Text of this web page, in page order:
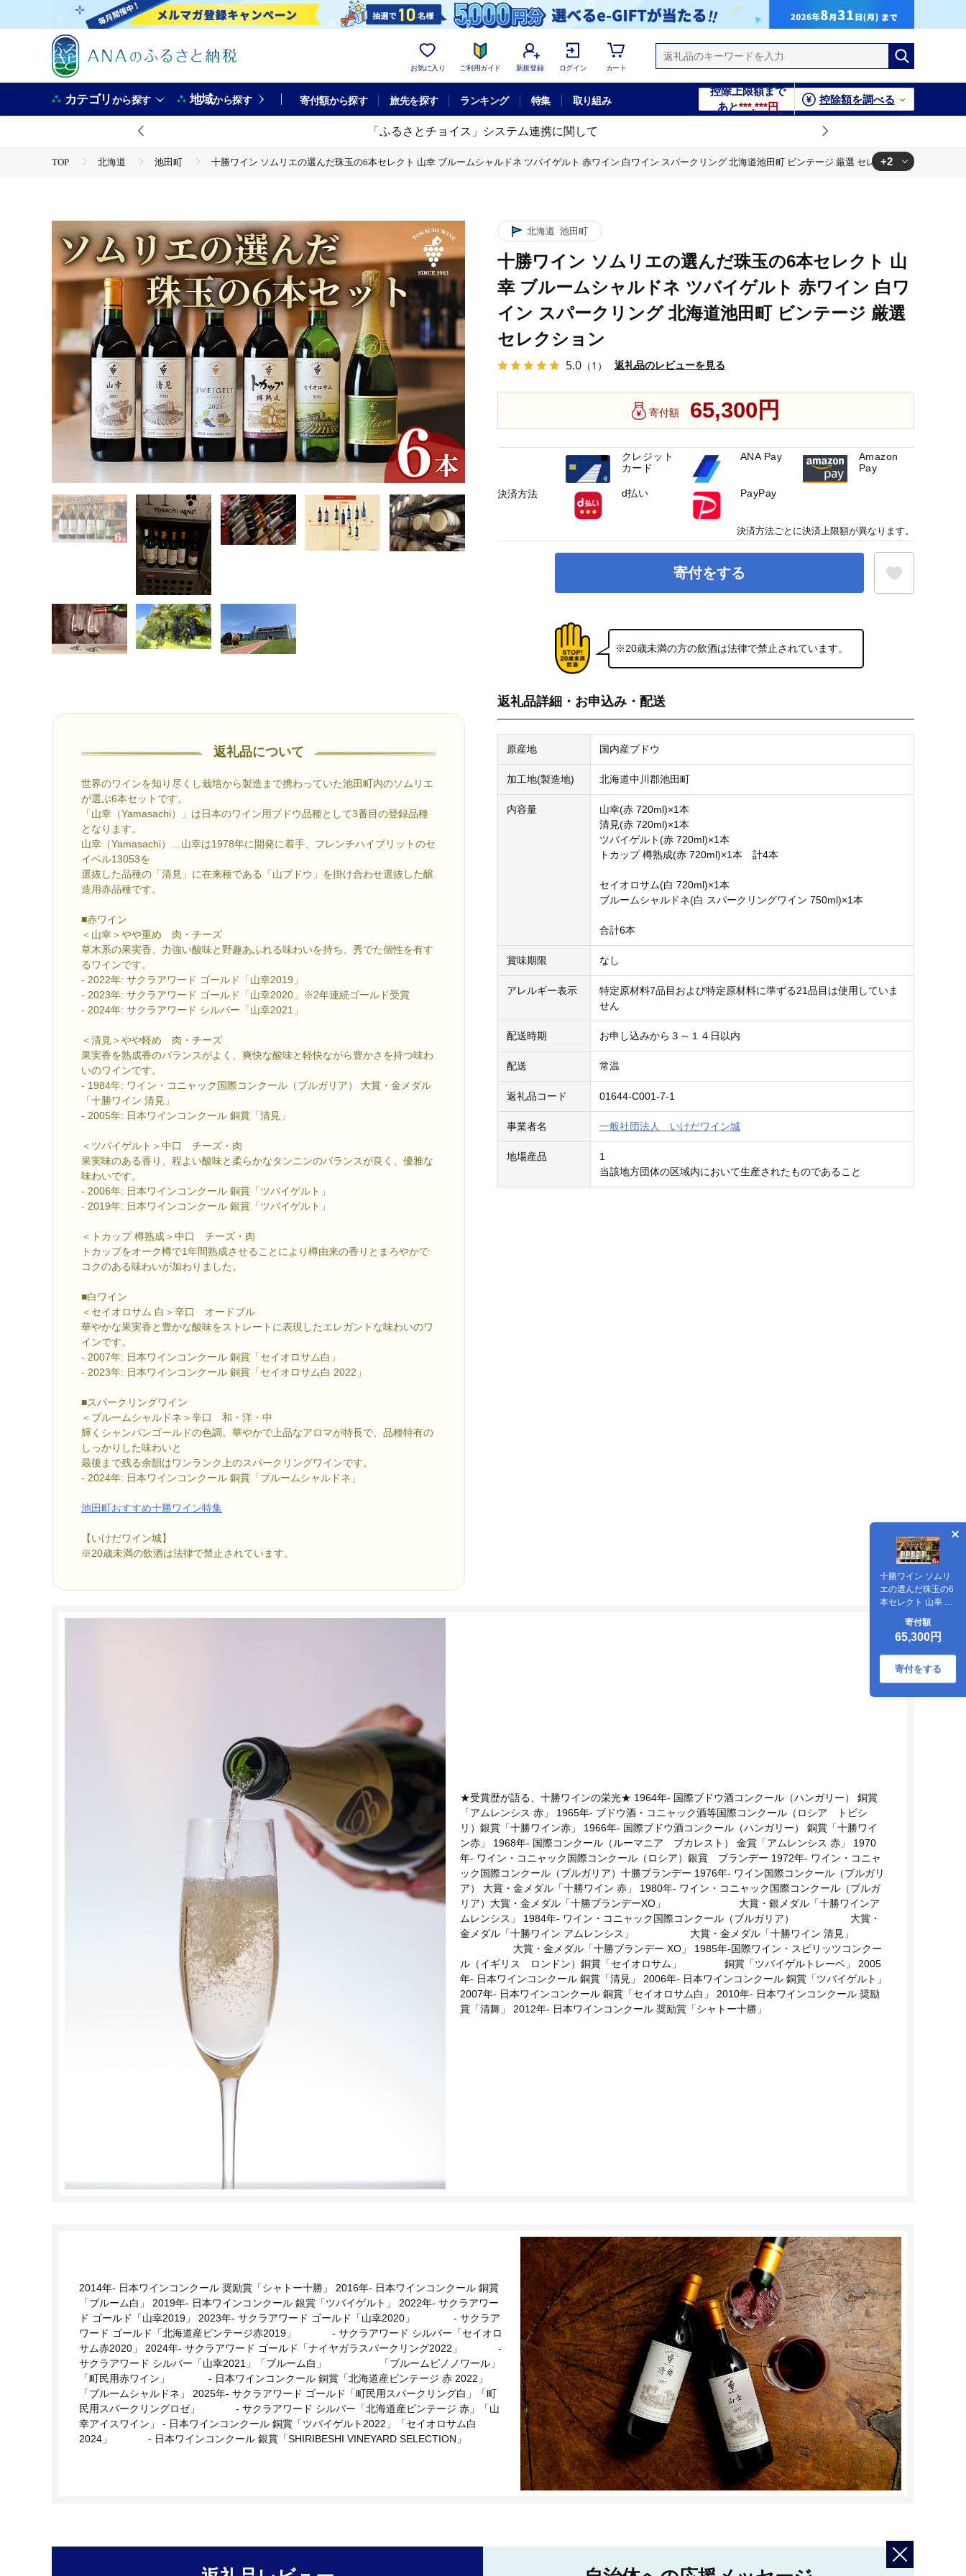
お気に入り ご利用ガイド 新規登録 ログイン カート
カテゴリから探す 地域から探す 寄付額から探す 旅先を探す ランキング 特集 取り組み
控除上限額まで
あと***,***円
控除額を調べる
「ふるさとチョイス」システム連携に関して
TOP 北海道 池田町
十勝ワイン ソムリエの選んだ珠玉の6本セレクト 山幸 ブルームシャルドネ ツバイゲルト 赤ワイン 白ワイン スパークリング 北海道池田町 ビンテージ 厳選 セレクション
+2
返礼品について
世界のワインを知り尽くし栽培から製造まで携わっていた池田町内のソムリエ
が選ぶ6本セットです。
「山幸（Yamasachi）」は日本のワイン用ブドウ品種として3番目の登録品種
となります。
山幸（Yamasachi）…山幸は1978年に開発に着手、フレンチハイブリットのセ
イベル13053を
選抜した品種の「清見」に在来種である「山ブドウ」を掛け合わせ選抜した醸
造用赤品種です。
■赤ワイン
＜山幸＞やや重め 肉・チーズ
草木系の果実香、力強い酸味と野趣あふれる味わいを持ち、秀でた個性を有す
るワインです。
- 2022年: サクラアワード ゴールド「山幸2019」
- 2023年: サクラアワード ゴールド「山幸2020」※2年連続ゴールド受賞
- 2024年: サクラアワード シルバー「山幸2021」
＜清見＞やや軽め 肉・チーズ
果実香を熟成香のバランスがよく、爽快な酸味と軽快ながら豊かさを持つ味わ
いのワインです。
- 1984年: ワイン・コニャック国際コンクール（ブルガリア） 大賞・金メダル
「十勝ワイン 清見」
- 2005年: 日本ワインコンクール 銅賞「清見」
＜ツバイゲルト＞中口 チーズ・肉
果実味のある香り、程よい酸味と柔らかなタンニンのバランスが良く、優雅な
味わいです。
- 2006年: 日本ワインコンクール 銅賞「ツバイゲルト」
- 2019年: 日本ワインコンクール 銀賞「ツバイゲルト」
＜トカップ 樽熟成＞中口 チーズ・肉
トカップをオーク樽で1年間熟成させることにより樽由来の香りとまろやかで
コクのある味わいが加わりました。
■白ワイン
＜セイオロサム 白＞辛口 オードブル
華やかな果実香と豊かな酸味をストレートに表現したエレガントな味わいのワ
インです。
- 2007年: 日本ワインコンクール 銅賞「セイオロサム白」
- 2023年: 日本ワインコンクール 銅賞「セイオロサム白 2022」
■スパークリングワイン
＜ブルームシャルドネ＞辛口 和・洋・中
輝くシャンパンゴールドの色調。華やかで上品なアロマが特長で、品種特有の
しっかりした味わいと
最後まで残る余韻はワンランク上のスパークリングワインです。
- 2024年: 日本ワインコンクール 銅賞「ブルームシャルドネ」
池田町おすすめ十勝ワイン特集
【いけだワイン城】
※20歳未満の飲酒は法律で禁止されています。
北海道 池田町
十勝ワイン ソムリエの選んだ珠玉の6本セレクト 山
幸 ブルームシャルドネ ツバイゲルト 赤ワイン 白ワ
イン スパークリング 北海道池田町 ビンテージ 厳選
セレクション
5.0 （1） 返礼品のレビューを見る
寄付額 65,300円
寄付をする
十勝ワイン ソムリ
エの選んだ珠玉の6
本セレクト 山幸 ブ
ルームシャルドネ
ツバイゲルト 赤ワ
イン 白ワイン スパ
ークリング 北海道
池田町 ビンテージ
厳選 セレクション
寄付額
65,300円
寄付をする
※20歳未満の方の飲酒は法律で禁止されています。
返礼品詳細・お申込み・配送
原産地 国内産ブドウ
加工地(製造地) 北海道中川郡池田町
内容量
山幸(赤 720ml)×1本
清見(赤 720ml)×1本
ツバイゲルト(赤 720ml)×1本
トカップ 樽熟成(赤 720ml)×1本 計4本
セイオロサム(白 720ml)×1本
ブルームシャルドネ(白 スパークリングワイン 750ml)×1本
合計6本
賞味期限 なし
アレルギー表示
特定原材料7品目および特定原材料に準ずる21品目は使用していま
せん
配送時期 お申し込みから３～１４日以内
配送 常温
返礼品コード 01644-C001-7-1
事業者名 一般社団法人 いけだワイン城
地場産品
1
当該地方団体の区域内において生産されたものであること
決済方法
クレジット
カード
ANA Pay
Amazon
Pay
d払い PayPay
決済方法ごとに決済上限額が異なります。
★受賞歴が語る、十勝ワインの栄光★ 1964年- 国際ブドウ酒コンクール（ハンガリー） 銅賞
「アムレンシス 赤」 1965年- ブドウ酒・コニャック酒等国際コンクール（ロシア トビシ
リ）銀賞「十勝ワイン赤」 1966年- 国際ブドウ酒コンクール（ハンガリー） 銅賞「十勝ワイ
ン赤」 1968年- 国際コンクール（ルーマニア ブカレスト） 金賞「アムレンシス 赤」 1970
年- ワイン・コニャック国際コンクール（ロシア）銀賞 ブランデー 1972年- ワイン・コニャ
ック国際コンクール（ブルガリア）十勝ブランデー 1976年- ワイン国際コンクール（ブルガリ
ア） 大賞・金メダル「十勝ワイン 赤」 1980年- ワイン・コニャック国際コンクール（ブルガ
リア）大賞・金メダル「十勝ブランデーXO」 大賞・銀メダル「十勝ワインア
ムレンシス」 1984年- ワイン・コニャック国際コンクール（ブルガリア） 大賞・
金メダル「十勝ワイン アムレンシス」 大賞・金メダル「十勝ワイン 清見」
大賞・金メダル「十勝ブランデー XO」 1985年-国際ワイン・スピリッツコンクー
ル（イギリス ロンドン）銅賞「セイオロサム」 銅賞「ツバイゲルトレーベ」 2005
年- 日本ワインコンクール 銅賞「清見」 2006年- 日本ワインコンクール 銅賞「ツバイゲルト」
2007年- 日本ワインコンクール 銅賞「セイオロサム白」 2010年- 日本ワインコンクール 奨励
賞「清舞」 2012年- 日本ワインコンクール 奨励賞「シャトー十勝」
2014年- 日本ワインコンクール 奨励賞「シャトー十勝」 2016年- 日本ワインコンクール 銅賞
「ブルーム白」 2019年- 日本ワインコンクール 銀賞「ツバイゲルト」 2022年- サクラアワー
ド ゴールド「山幸2019」 2023年- サクラアワード ゴールド「山幸2020」 - サクラア
ワード ゴールド「北海道産ビンテージ赤2019」 - サクラアワード シルバー「セイオロ
サム赤2020」 2024年- サクラアワード ゴールド「ナイヤガラスパークリング2022」 -
サクラアワード シルバー「山幸2021」「ブルーム白」 「ブルームピノノワール」
「町民用赤ワイン」 - 日本ワインコンクール 銅賞「北海道産ビンテージ 赤 2022」
「ブルームシャルドネ」 2025年- サクラアワード ゴールド「町民用スパークリング白」「町
民用スパークリングロゼ」 - サクラアワード シルバー「北海道産ビンテージ 赤」「山
幸アイスワイン」 - 日本ワインコンクール 銅賞「ツバイゲルト2022」「セイオロサム白
2024」 - 日本ワインコンクール 銀賞「SHIRIBESHI VINEYARD SELECTION」